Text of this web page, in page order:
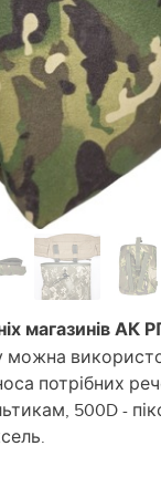
магазинів АК
можна
потрібних
500D -